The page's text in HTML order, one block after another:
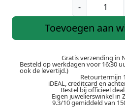
-
a
n
r
a
D
i
Toevoegen aan
Gratis verzending in
Besteld op werkdagen voor 16:30
ook de levertijd.)
Retourtermijn
iDEAL, creditcard en
Bestel bij officieel
Eigen juwelierswinkel in
9.3/10 gemiddeld van